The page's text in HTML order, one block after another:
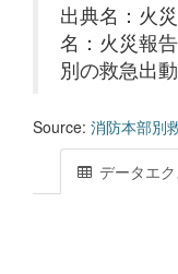
出典名：火
名：火災報
別の救急出
Source: 消防本部別
データエ